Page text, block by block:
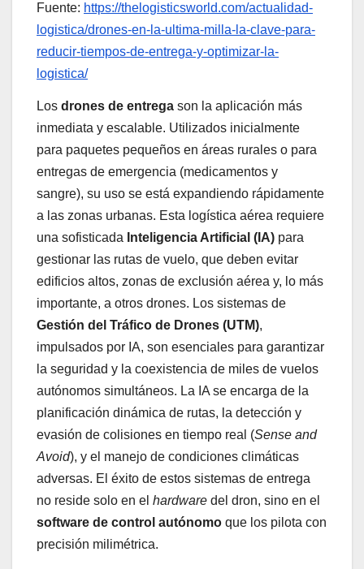
Fuente: https://thelogisticsworld.com/actualidad-
logistica/drones-en-la-ultima-milla-la-clave-para-
reducir-tiempos-de-entrega-y-optimizar-la-
logistica/
Los drones de entrega son la aplicación más
inmediata y escalable. Utilizados inicialmente
para paquetes pequeños en áreas rurales o para
entregas de emergencia (medicamentos y
sangre), su uso se está expandiendo rápidamente
a las zonas urbanas. Esta logística aérea requiere
una sofisticada Inteligencia Artificial (IA) para
gestionar las rutas de vuelo, que deben evitar
edificios altos, zonas de exclusión aérea y, lo más
importante, a otros drones. Los sistemas de
Gestión del Tráfico de Drones (UTM),
impulsados por IA, son esenciales para garantizar
la seguridad y la coexistencia de miles de vuelos
autónomos simultáneos. La IA se encarga de la
planificación dinámica de rutas, la detección y
evasión de colisiones en tiempo real (Sense and
Avoid), y el manejo de condiciones climáticas
adversas. El éxito de estos sistemas de entrega
no reside solo en el hardware del dron, sino en el
software de control autónomo que los pilota con
precisión milimétrica.